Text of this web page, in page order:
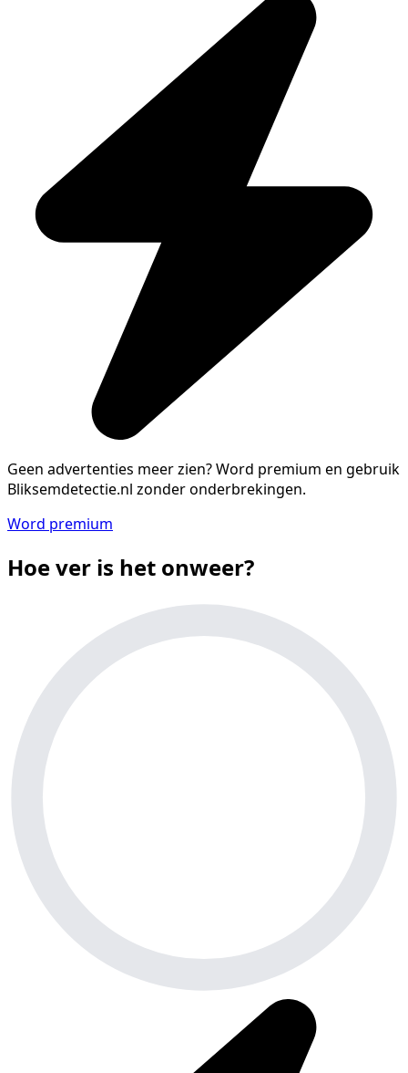
Geen advertenties meer zien?Word premium en gebruik
Bliksemdetectie.nl zonder onderbrekingen.
Word premium
Hoe ver is het onweer?